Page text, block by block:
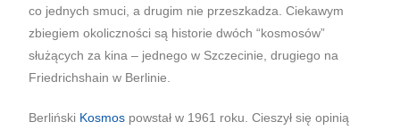
co jednych smuci, a drugim nie przeszkadza. Ciekawym
zbiegiem okoliczności są historie dwóch “kosmosów”
służących za kina – jednego w Szczecinie, drugiego na
Friedrichshain w Berlinie.
Berliński Kosmos powstał w 1961 roku. Cieszył się opinią